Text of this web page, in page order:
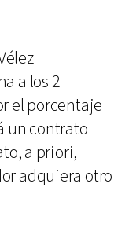
a los 2
el porcentaje
un contrato
a priori,
adquiera otro